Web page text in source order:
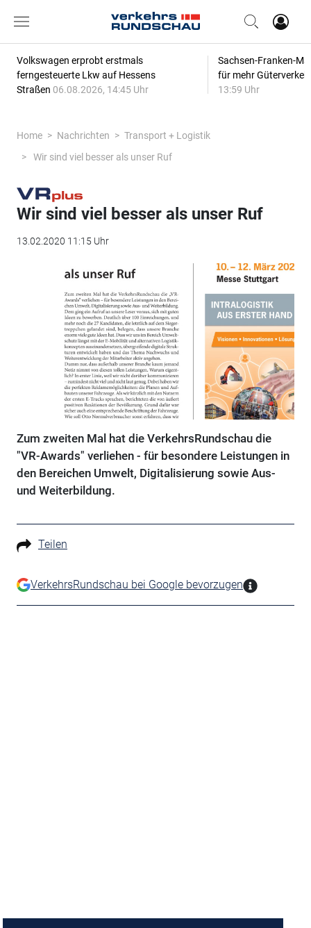
Volkswagen erprobt erstmals
ferngesteuerte Lkw auf Hessens
Straßen 06.08.2026, 14:45 Uhr
Sachsen-Franken-
für mehr
13:59 Uhr
Home Nachrichten
Transport + Logistik
Wir sind viel besser als unser Ruf
Wir sind viel besser als unser Ruf
13.02.2020 11:15 Uhr
Zum zweiten Mal hat die VerkehrsRundschau die
"VR-Awards" verliehen - für besondere Leistungen in
den Bereichen Umwelt, Digitalisierung sowie Aus-
und Weiterbildung.
Teilen
VerkehrsRundschau bei Google bevorzugen